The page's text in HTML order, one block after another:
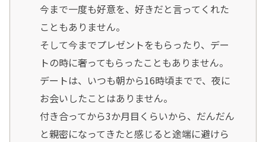
今まで一度も好意を、好きだと言ってくれた
こともありません。
そして今までプレゼントをもらったり、デー
トの時に奢ってもらったこともありません。
デートは、いつも朝から16時頃までで、夜に
お会いしたことはありません。
付き合ってから3か月目くらいから、だんだん
と親密になってきたと感じると途端に避けら